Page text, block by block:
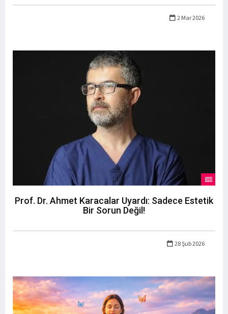
2 Mar 2026
Prof. Dr. Ahmet Karacalar Uyardı: Sadece Estetik
Bir Sorun Değil!
28 Şub 2026